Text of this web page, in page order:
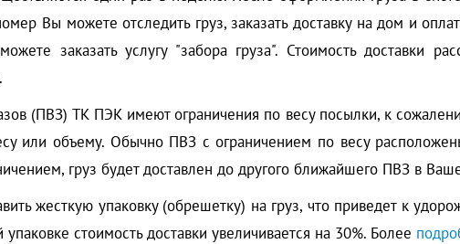
Вы можете отследить груз, заказать доставку на дом и
заказать услугу "забора груза". Стоимость доставки
(ПВЗ) ТК ПЭК имеют ограничения по весу посылки, к
или объему. Обычно ПВЗ с ограничением по весу
груз будет доставлен до другого ближайшего ПВЗ в
жесткую упаковку (обрешетку) на груз, что приведет к
стоимость доставки увеличивается на 30%. Более